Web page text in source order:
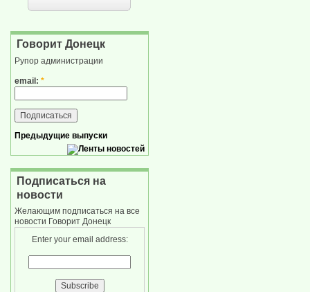
Говорит Донецк
Рупор администрации
email: *
Предыдущие выпуски
Подписаться на
новости
Желающим подписаться на все
новости Говорит Донецк
Enter your email address: